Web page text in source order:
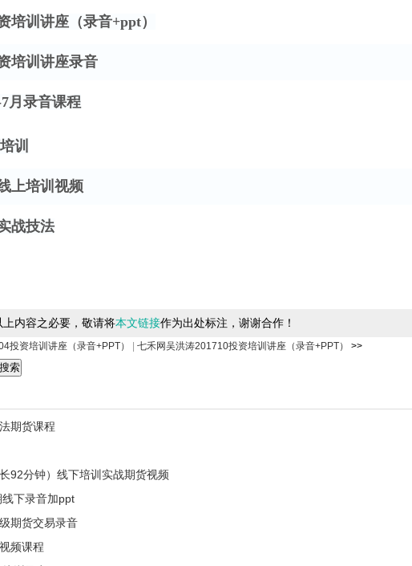
培训讲座（录音+ppt）
培训讲座录音
7月录音课程
训
上培训视频
战技法
内容之必要，敬请将本文链接作为出处标注，谢谢合作！
投资培训讲座（录音+PPT） 七禾网吴洪涛201710投资培训讲座（录音+PPT） >>
期货课程
92分钟）线下培训实战期货视频
下录音加ppt
期货交易录音
频课程